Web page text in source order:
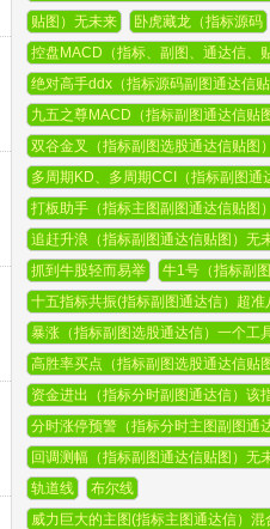
贴图）无未来
卧虎藏龙（指标源码
控盘MACD（指标、副图、通达信、
绝对高手ddx（指标源码副图通达信贴
九五之尊MACD（指标副图通达信贴
双谷金叉（指标副图选股通达信贴图
多周期KD、多周期CCI（指标副图通
打板助手（指标主图副图通达信贴图
追赶升浪（指标副图通达信贴图）无
抓到牛股轻而易举
牛1号（指标副
十五指标共振(指标副图通达信）超准
暴涨（指标副图选股通达信）一个工
高胜率买点（指标副图选股通达信贴
资金进出（指标分时副图通达信）该
分时涨停预警（指标分时主图副图通
回调测幅（指标副图通达信贴图）无
轨道线
布尔线
威力巨大的主图(指标主图通达信）混